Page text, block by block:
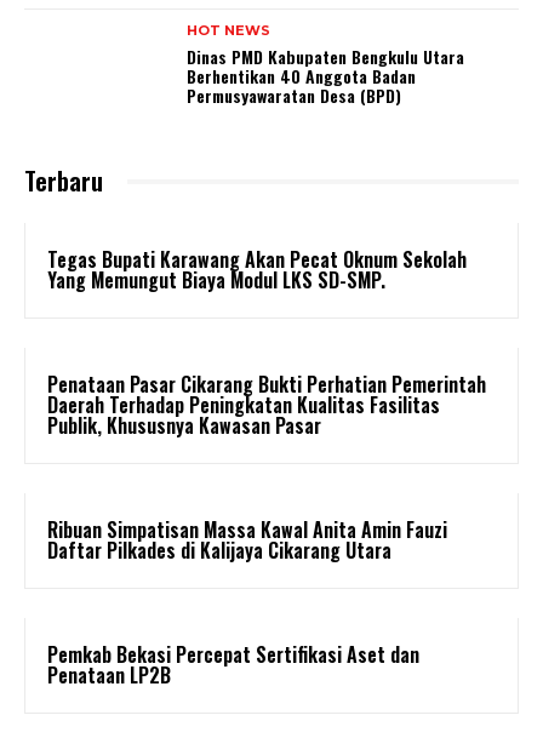
HOT NEWS
Dinas PMD Kabupaten Bengkulu Utara
Berhentikan 40 Anggota Badan
Permusyawaratan Desa (BPD)
Terbaru
Tegas Bupati Karawang Akan Pecat Oknum Sekolah
Yang Memungut Biaya Modul LKS SD-SMP.
Penataan Pasar Cikarang Bukti Perhatian Pemerintah
Daerah Terhadap Peningkatan Kualitas Fasilitas
Publik, Khususnya Kawasan Pasar
Ribuan Simpatisan Massa Kawal Anita Amin Fauzi
Daftar Pilkades di Kalijaya Cikarang Utara
Pemkab Bekasi Percepat Sertifikasi Aset dan
Penataan LP2B